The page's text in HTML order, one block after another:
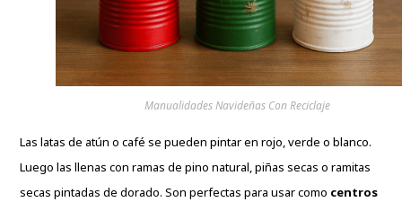
Manualidades Navideñas Con Reciclaje
Las latas de atún o café se pueden pintar en rojo, verde o blanco.
Luego las llenas con ramas de pino natural, piñas secas o ramitas
secas pintadas de dorado. Son perfectas para usar como centros